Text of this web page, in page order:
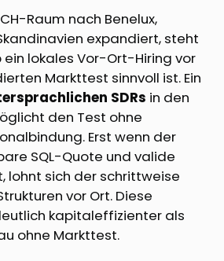
Raum nach Benelux,
expandiert, steht
ein lokales Vor-Ort-Hiring vor
Markttest sinnvoll ist. Ein
SDRs in den
den Test ohne
Erst wenn der
SQL-Quote und valide
lohnt sich der schrittweise
vor Ort. Diese
kapitaleffizienter als
ohne Markttest.